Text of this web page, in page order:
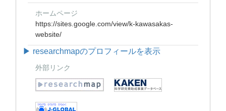
ホームページ
https://sites.google.com/view/k-kawasakas-
website/
▶ researchmapのプロフィールを表示
外部リンク